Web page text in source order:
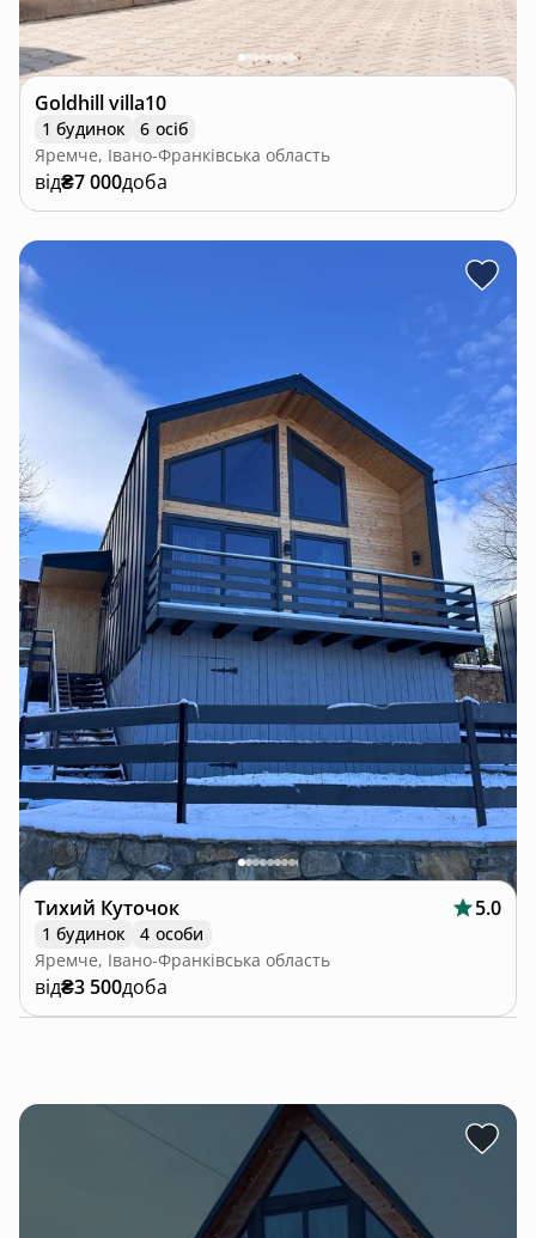
Goldhill villa10
1 будинок
6 осіб
Яремче, Івано-Франківська область
від₴7 000доба
Тихий Куточок 5.0
1 будинок
4 особи
Яремче, Івано-Франківська область
від₴3 500доба